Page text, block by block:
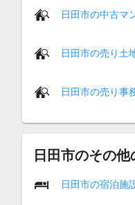
日田市の中古マ
日田市の売り土
日田市の売り事
日田市のその
日田市の宿泊施